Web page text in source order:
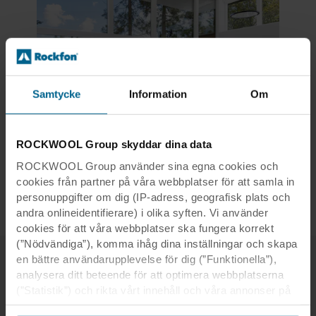
Samtycke Information Om
ROCKWOOL Group skyddar dina data
ROCKWOOL Group använder sina egna cookies och
cookies från partner på våra webbplatser för att samla in
personuppgifter om dig (IP-adress, geografisk plats och
andra onlineidentifierare) i olika syften. Vi använder
cookies för att våra webbplatser ska fungera korrekt
(”Nödvändiga”), komma ihåg dina inställningar och skapa
en bättre användarupplevelse för dig (”Funktionella”),
analysera ditt beteende för att optimera webbplatserna
sociala medier och externa webbplatser baserat på ditt
Kontakt
Kontakta oss